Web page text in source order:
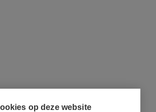
op deze website